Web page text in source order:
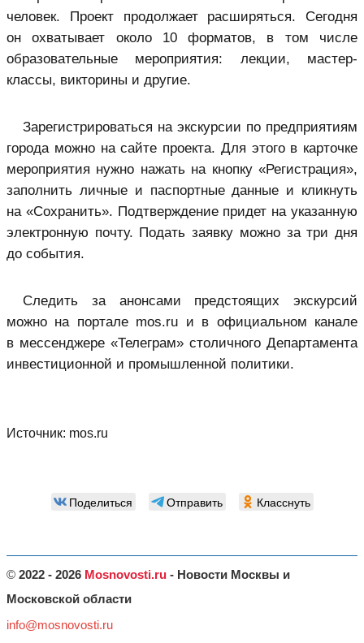
человек. Проект продолжает расширяться. Сегодня
он охватывает около 10 форматов, в том числе
образовательные мероприятия: лекции, мастер-
классы, викторины и другие.
Зарегистрироваться на экскурсии по предприятиям
города можно на сайте проекта. Для этого в карточке
мероприятия нужно нажать на кнопку «Регистрация»,
заполнить личные и паспортные данные и кликнуть
на «Сохранить». Подтверждение придет на указанную
электронную почту. Подать заявку можно за три дня
до события.
Следить за анонсами предстоящих экскурсий
можно на портале mos.ru и в официальном канале
в мессенджере «Телеграм» столичного Департамента
инвестиционной и промышленной политики.
Источник: mos.ru
Поделиться Отправить Класснуть
© 2022 - 2026 Mosnovosti.ru - Новости Москвы и
Московской области
info@mosnovosti.ru